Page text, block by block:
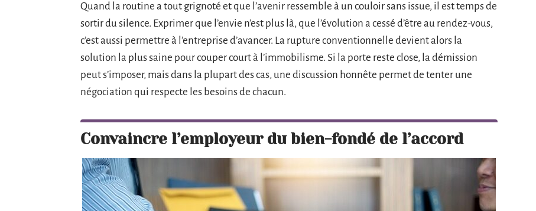
Quand la routine a tout grignoté et que l’avenir ressemble à un couloir sans issue, il est temps de
sortir du silence. Exprimer que l’envie n’est plus là, que l’évolution a cessé d’être au rendez-vous,
c’est aussi permettre à l’entreprise d’avancer. La rupture conventionnelle devient alors la
solution la plus saine pour couper court à l’immobilisme. Si la porte reste close, la démission
peut s’imposer, mais dans la plupart des cas, une discussion honnête permet de tenter une
négociation qui respecte les besoins de chacun.
Convaincre l’employeur du bien-fondé de l’accord